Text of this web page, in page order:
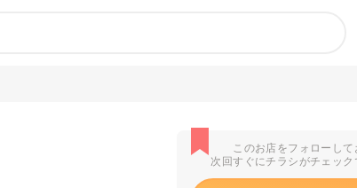
このお店をフォローして
次回すぐにチラシがチェック